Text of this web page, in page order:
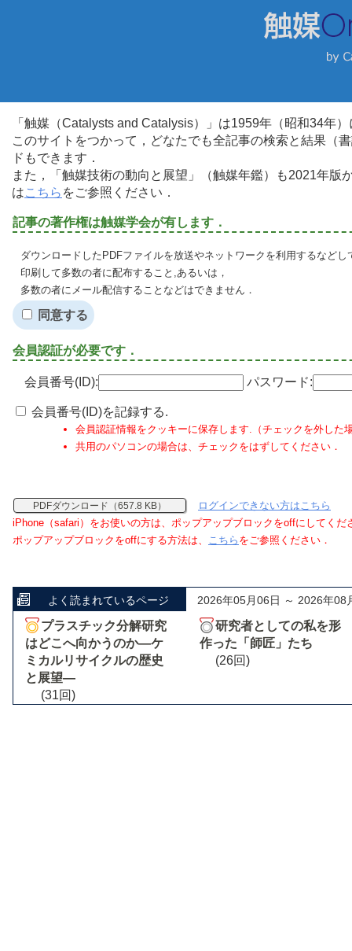
「触媒（Catalysts and Catalysis）」は1959年（昭和34年
このサイトをつかって，どなたでも全記事の検索と結果（
ドもできます．
また，「触媒技術の動向と展望」（触媒年鑑）も2021年
はこちら をご参照ください．
記事の著作権は触媒学会が有します．
ダウンロードしたPDFファイルを放送やネットワークを利用するなど
印刷して多数の者に配布すること,あるいは，
多数の者にメール配信することなどはできません．
同意する
会員認証が必要です．
会員番号(ID): パスワード:
会員番号(ID)を記録する.
会員認証情報をクッキーに保存します.（チェックを外した
共用のパソコンの場合は、チェックをはずしてください．
PDFダウンロード（657.8 KB）
ログインできない方はこちら
iPhone（safari）をお使いの方は、ポップアップブロックをoffにしてくだ
ポップアップブロックをoffにする方法は、 こちら をご参照ください．
よく読まれているページ 2026年05月06日 ～ 2026年08
プラスチック分解研究
はどこへ向かうのか―ケ
ミカルリサイクルの歴史
と展望―
(31回)
研究者としての私を形
作った「師匠」たち
(26回)